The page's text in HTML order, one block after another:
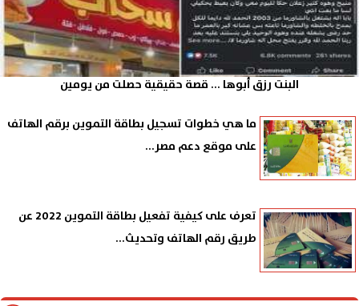
البنت رزق أبوها ... قصة حقيقية حصلت من يومين
ما هي خطوات تسجيل بطاقة التموين برقم الهاتف
على موقع دعم مصر...
تعرف على كيفية تفعيل بطاقة التموين 2022 عن
طريق رقم الهاتف وتحديث...